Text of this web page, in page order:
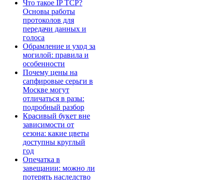
Что такое IP TCP?
Основы работы
протоколов для
передачи данных и
голоса
Обрамление и уход за
могилой: правила и
особенности
Почему цены на
сапфировые серьги в
Москве могут
отличаться в разы:
подробный разбор
Красивый букет вне
зависимости от
сезона: какие цветы
доступны круглый
год
Опечатка в
завещании: можно ли
потерять наследство